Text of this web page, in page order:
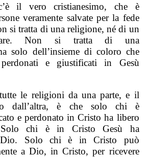
il vero cristianesimo, che è
veramente salvate per la fede
si tratta di una religione, né di un
Non si tratta di una
solo dell’insieme di coloro che
e giustificati in Gesù
le religioni da una parte, e il
dall’altra, è che solo chi è
e perdonato in Cristo ha libero
chi è in Cristo Gesù ha
Dio. Solo chi è in Cristo può
a Dio, in Cristo, per ricevere